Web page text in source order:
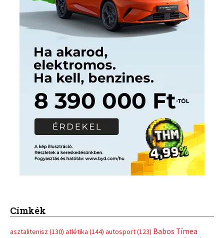
Címkék
asztalitenisz (130) atlétika (144) autosport(123) Babos Tímea